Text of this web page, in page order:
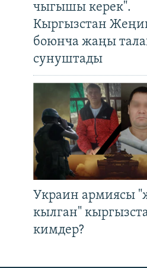
чыгышы керек".
Кыргызстан
боюнча жаңы
сунуштады
Украин армиясы
кылган"
кимдер?